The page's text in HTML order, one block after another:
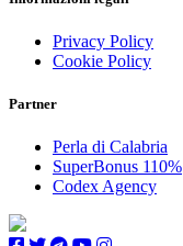
Privacy Policy
Cookie Policy
Partner
Perla di Calabria
SuperBonus 110%
Codex Agency